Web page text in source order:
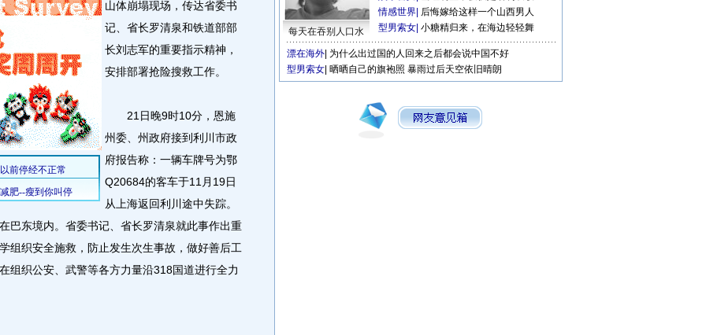
山体崩塌现场，传达省委书
记、省长罗清泉和铁道部部
长刘志军的重要指示精神，
安排部署抢险搜救工作。
21日晚9时10分，恩施
州委、州政府接到利川市政
府报告称：一辆车牌号为鄂
Q20684的客车于11月19日
从上海返回利川途中失踪。
巴东境内。省委书记、省长罗清泉就此事作出重
组织安全施救，防止发生次生事故，做好善后工
组织公安、武警等各方力量沿318国道进行全力
每天在吞别人口水
情感世界 后悔嫁给这样一个山西男人
型男索女 小糖精归来，在海边轻轻舞
漂在海外 为什么出过国的人回来之后都会说中国不好
型男索女 晒晒自己的旗袍照 暴雨过后天空依旧晴朗